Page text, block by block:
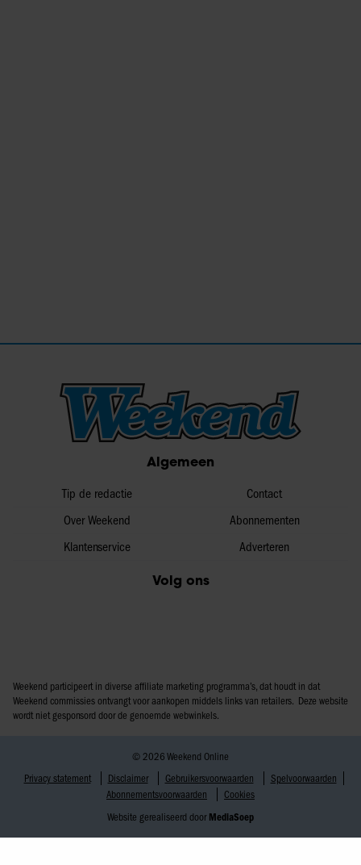
Algemeen
Tip de redactie
Over Weekend
Klantenservice
Contact
Abonnementen
Adverteren
Volg ons
Weekend participeert in diverse affiliate marketing programma’s, dat houdt in dat
Weekend commissies ontvangt voor aankopen middels links van retailers. Deze website
wordt niet gesponsord door de genoemde webwinkels.
© 2026 Weekend Online
Privacy statement
Disclaimer Gebruikersvoorwaarden
Spelvoorwaarden
Abonnementsvoorwaarden
Cookies
Website gerealiseerd door MediaSoep